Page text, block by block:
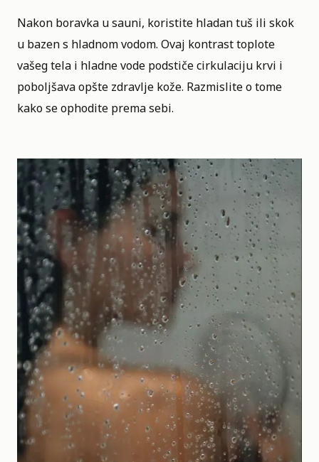
Nakon boravka u sauni, koristite hladan tuš ili skok
u bazen s hladnom vodom. Ovaj kontrast toplote
vašeg tela i hladne vode podstiče cirkulaciju krvi i
poboljšava opšte zdravlje kože. Razmislite o tome
kako se ophodite prema sebi.